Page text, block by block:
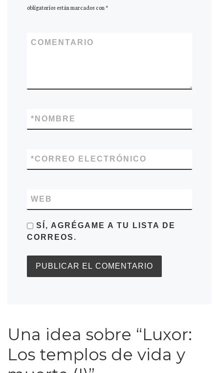
obligatorios están marcados con*
COMENTARIO
NOMBRE
*
CORREO ELECTRÓNICO
*
WEB
SÍ, AGRÉGAME A TU LISTA DE
CORREOS.
Una idea sobre “Luxor:
Los templos de vida y